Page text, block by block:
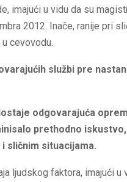
imajući u vidu da su
2012. Inače, ranije pri
cevovodu.
službi pre
odgovarajuća
prethodno
sličnim situacijama.
ljudskog faktora, imajući